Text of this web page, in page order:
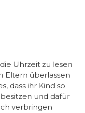
Uhrzeit zu lesen
Eltern überlassen
dass ihr Kind so
und dafür
verbringen